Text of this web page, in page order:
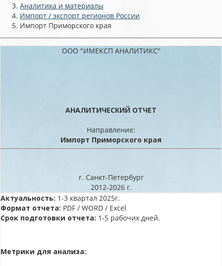
Аналитика и материалы
Импорт / экспорт регионов России
Импорт Приморского края
ООО "ИМЕКСП АНАЛИТИКС"
АНАЛИТИЧЕСКИЙ ОТЧЕТ
Направление:
Импорт Приморского края
г. Санкт-Петербург
2012-2026 г.
Актуальность: 1-3 квартал 2025г.
Формат отчета: PDF / WORD / Excel
Срок подготовки отчета: 1-5 рабочих дней.
Метрики для анализа: